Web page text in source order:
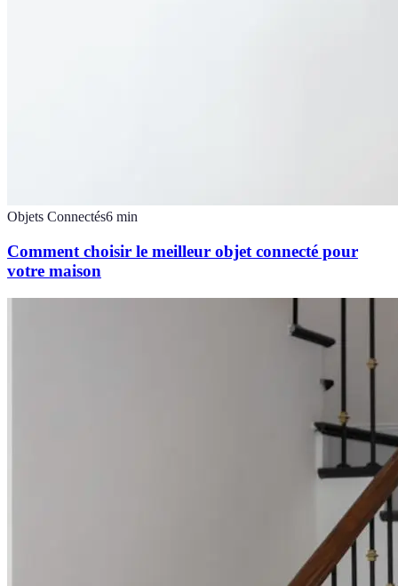
Objets Connectés6 min
Comment choisir le meilleur objet connecté pour
votre maison